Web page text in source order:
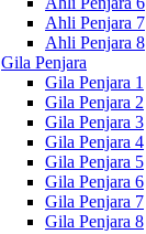
Ahli Penjara 7
Ahli Penjara 8
Gila Penjara
Gila Penjara 1
Gila Penjara 2
Gila Penjara 3
Gila Penjara 4
Gila Penjara 5
Gila Penjara 6
Gila Penjara 7
Gila Penjara 8